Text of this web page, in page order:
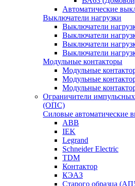
Автоматические
Выключатели нагрузки
Выключатели
Выключатели
Выключатели
Выключатели
Модульные контакторы
Модульные
Модульные
Модульные
Ограничители
(ОПС)
Силовые автоматические
ABB
IEK
Legrand
Schneider Electric
TDM
Контактор
КЭАЗ
Старого образца